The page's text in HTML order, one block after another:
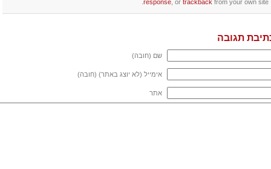
response , or trackback from your own site.
תגובה
שם (חובה)
אימייל (לא יוצג באתר) (חובה)
אתר